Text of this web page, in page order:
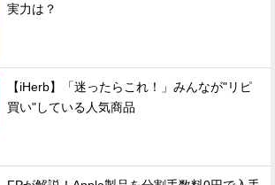
実力は？
【iHerb】「迷ったらこれ！」みんなが"リピ
買い"している人気商品